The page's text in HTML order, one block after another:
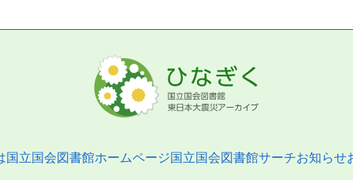
国立国会図書館ホームページ国立国会図書館サーチお知らせ